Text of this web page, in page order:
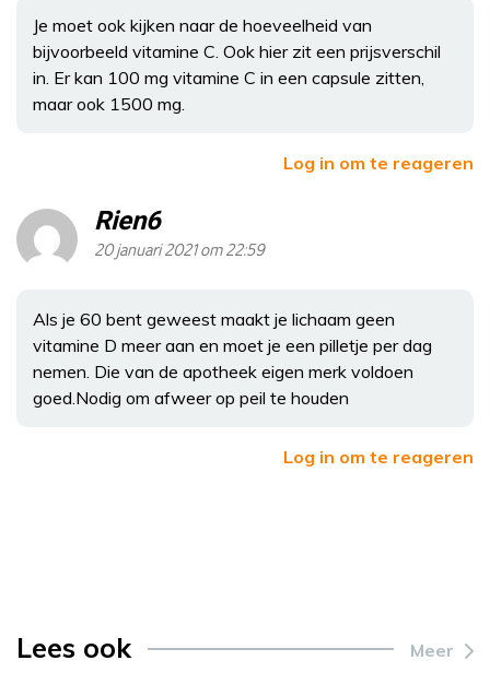
Je moet ook kijken naar de hoeveelheid van
bijvoorbeeld vitamine C. Ook hier zit een prijsverschil
in. Er kan 100 mg vitamine C in een capsule zitten,
maar ook 1500 mg.
Log in om te reageren
Rien6
20 januari 2021 om 22:59
Als je 60 bent geweest maakt je lichaam geen
vitamine D meer aan en moet je een pilletje per dag
nemen. Die van de apotheek eigen merk voldoen
goed.Nodig om afweer op peil te houden
Log in om te reageren
Lees ook Meer